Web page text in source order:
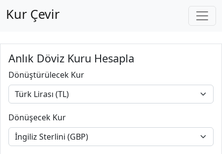
Kur Çevir
Anlık Döviz Kuru Hesapla
Dönüştürülecek Kur
Dönüşecek Kur